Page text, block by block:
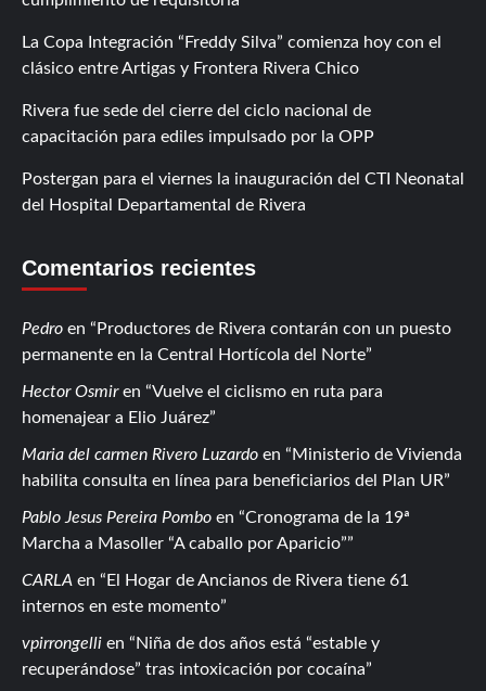
La Copa Integración “Freddy Silva” comienza hoy con el
clásico entre Artigas y Frontera Rivera Chico
Rivera fue sede del cierre del ciclo nacional de
capacitación para ediles impulsado por la OPP
Postergan para el viernes la inauguración del CTI Neonatal
del Hospital Departamental de Rivera
Comentarios recientes
Pedro en
Productores de Rivera contarán con un puesto
permanente en la Central Hortícola del Norte
Hector Osmiren
Vuelve el ciclismo en ruta para
homenajear a Elio Juárez
Maria del carmen Rivero Luzardo en
Ministerio de Vivienda
habilita consulta en línea para beneficiarios del Plan UR
Pablo Jesus Pereira Pombo en
Cronograma de la 19ª
Marcha a Masoller “A caballo por Aparicio”
CARLA en
El Hogar de Ancianos de Rivera tiene 61
internos en este momento
vpirrongelli en
Niña de dos años está “estable y
recuperándose” tras intoxicación por cocaína